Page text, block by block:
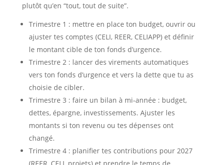
plutôt qu’en “tout, tout de suite”.
Trimestre 1 : mettre en place ton budget, ouvrir ou
ajuster tes comptes (CELI, REER, CELIAPP) et définir
le montant cible de ton fonds d’urgence.
Trimestre 2 : lancer des virements automatiques
vers ton fonds d’urgence et vers la dette que tu as
choisie de cibler.
Trimestre 3 : faire un bilan à mi‑année : budget,
dettes, épargne, investissements. Ajuster les
montants si ton revenu ou tes dépenses ont
changé.
Trimestre 4 : planifier tes contributions pour 2027